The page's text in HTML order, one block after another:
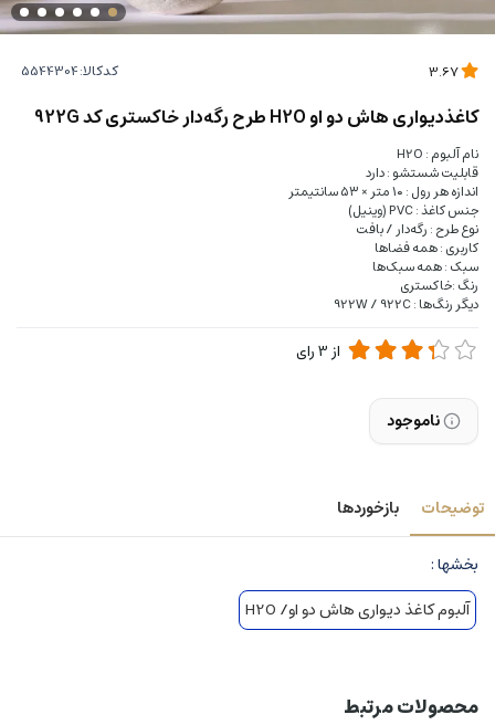
کدکالا:
کاغذدیواری هاش دو او H2O طرح رگه‌دار خاکستری کد 922G
نام آلبوم : H2O
قابلیت شستشو : دارد
اندازه هر رول : ۱۰ متر × ۵۳ سانتیمتر
جنس کاغذ : PVC (وینیل)
نوع طرح : رگه‌دار / بافت
کاربری : همه فضاها
سبک : همه سبک‌ها
رنگ :خاکستری
دیگر رنگ‌ها : 922W / 922C
از 3رای
ناموجود
توضیحات بازخوردها
بخشها :
آلبوم کاغذ دیواری هاش دو او/ H2O
محصولات مرتبط